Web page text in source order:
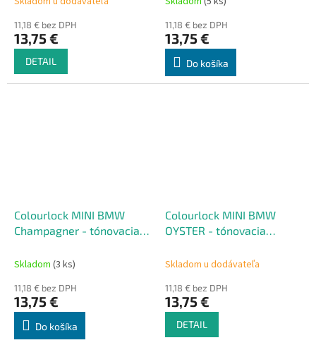
11,18 € bez DPH
13,75 €
DETAIL
11,18 € bez DPH
13,75 €
Do košíka
Colourlock MINI BMW
Champagner - tónovacia
50 ml
Skladom (3 ks)
11,18 € bez DPH
13,75 €
Do košíka
Colourlock MINI BMW
OYSTER - tónovacia
50 ml
Skladom u dodávateľa
11,18 € bez DPH
13,75 €
DETAIL